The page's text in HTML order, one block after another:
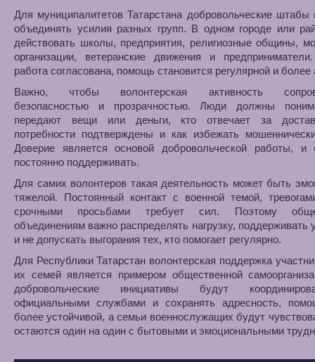
Для муниципалитетов Татарстана добровольческие штабы
объединять усилия разных групп. В одном городе или
действовать школы, предприятия, религиозные общины,
организации, ветеранские движения и
работа согласована, помощь становится регулярной и более
Важно, чтобы волонтерская активность
безопасностью и прозрачностью. Люди должны
передают вещи или деньги, кто отвечает за
потребности подтверждены и как избежать
Доверие является основой добровольческой работы, и
постоянно поддерживать.
Для самих волонтеров такая деятельность может быть
тяжелой. Постоянный контакт с военной темой,
срочными просьбами требует сил. Поэтому
объединениям важно распределять нагрузку, поддерживать
и не допускать выгорания тех, кто помогает регулярно.
Для Республики Татарстан волонтерская поддержка
их семей является примером общественной
добровольческие инициативы будут
официальными службами и сохранять адресность,
более устойчивой, а семьи военнослужащих будут
остаются один на один с бытовыми и эмоциональными